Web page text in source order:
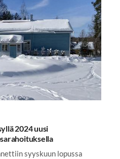
2024 uusi
syyskuun lopussa